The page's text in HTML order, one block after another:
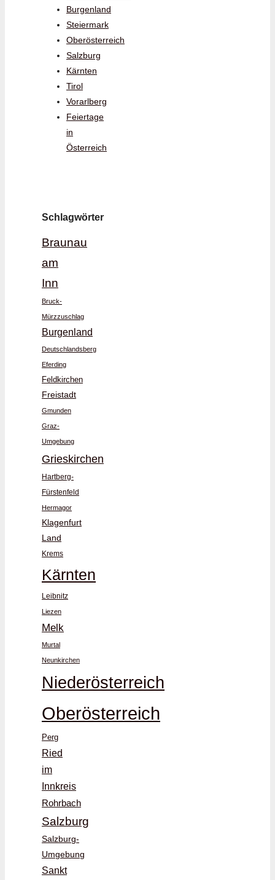
Burgenland
Steiermark
Oberösterreich
Salzburg
Kärnten
Tirol
Vorarlberg
Feiertage
in
Österreich
Schlagwörter
Braunau
am
Inn
Bruck-
Mürzzuschlag
Burgenland
Deutschlandsberg
Eferding
Feldkirchen
Freistadt
Gmunden
Graz-
Umgebung
Grieskirchen
Hartberg-
Fürstenfeld
Hermagor
Klagenfurt
Land
Krems
Kärnten
Leibnitz
Liezen
Melk
Murtal
Neunkirchen
Niederösterreich
Oberösterreich
Perg
Ried
im
Innkreis
Rohrbach
Salzburg
Salzburg-
Umgebung
Sankt